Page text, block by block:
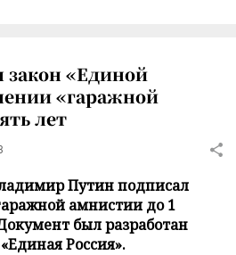
закон «Единой
«гаражной
лет
Путин подписал
амнистии до 1
был разработан
Россия».